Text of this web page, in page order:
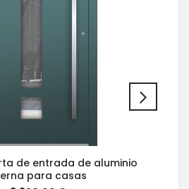
de entrada de aluminio
para casas